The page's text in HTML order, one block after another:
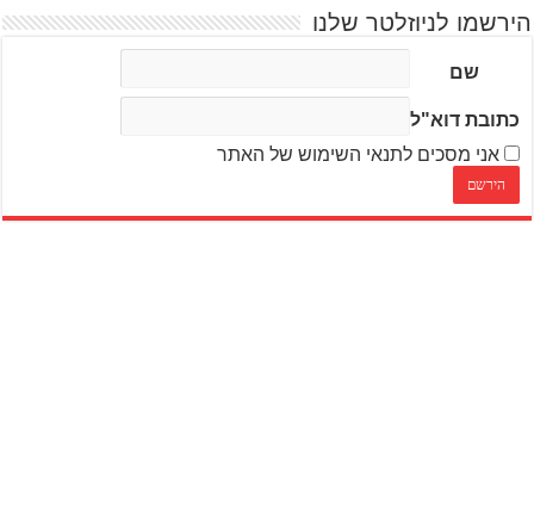
הירשמו לניוזלטר שלנו
שם
כתובת דוא"ל
אני מסכים לתנאי השימוש של האתר